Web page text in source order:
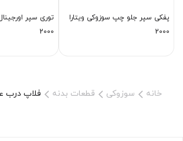
پفكی سپر جلو چپ سوزوکی ویتارا
2000
توری سپر
2000
خانه سوزوکی قطعات بدنه فلاپ درب